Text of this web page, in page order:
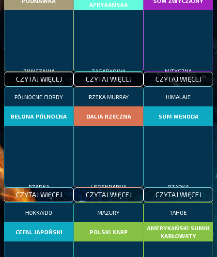
CZYTAJ WIĘCEJ
AFRYKAŃSKA
ZAGADKOWA
CZYTAJ WIĘCEJ
MITYCZNA
CZYTAJ WIĘCEJ
PÓŁNOCNE FIORDY
BELONA PÓŁNOCNA
RZADKA
CZYTAJ WIĘCEJ
RZEKA MURRAY
DALIA RZECZNA
LEGENDARNA
CZYTAJ WIĘCEJ
HIMALAJE
SUM MENODA
RZADKA
CZYTAJ WIĘCEJ
HOKKAIDO
CEFAL JAPOŃSKI
MAZURY
POLSKI KARP
TAHOE
AMERYKAŃSKI SUMIK
KARŁOWATY